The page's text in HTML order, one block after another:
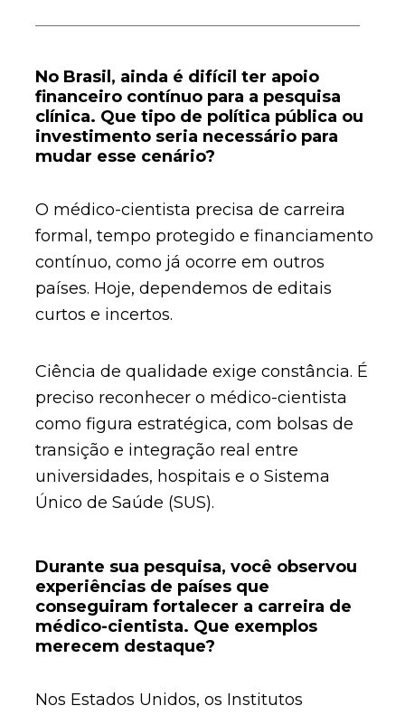
No Brasil, ainda é difícil ter apoio
financeiro contínuo para a pesquisa
clínica. Que tipo de política pública ou
investimento seria necessário para
mudar esse cenário?
O médico-cientista precisa de carreira
formal, tempo protegido e financiamento
contínuo, como já ocorre em outros
países. Hoje, dependemos de editais
curtos e incertos.
Ciência de qualidade exige constância. É
preciso reconhecer o médico-cientista
como figura estratégica, com bolsas de
transição e integração real entre
universidades, hospitais e o Sistema
Único de Saúde (SUS).
Durante sua pesquisa, você observou
experiências de países que
conseguiram fortalecer a carreira de
médico-cientista. Que exemplos
merecem destaque?
Nos Estados Unidos, os Institutos